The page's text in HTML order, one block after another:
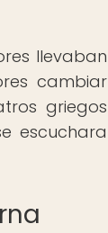
llevaban
cambiar
griegos
escuchara